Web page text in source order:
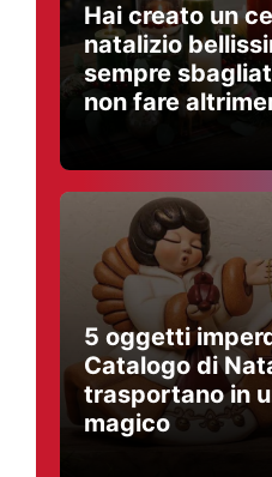
Hai creato un
natalizio
sempre
non fare
5 oggetti
Catalogo di
trasportano in
magico